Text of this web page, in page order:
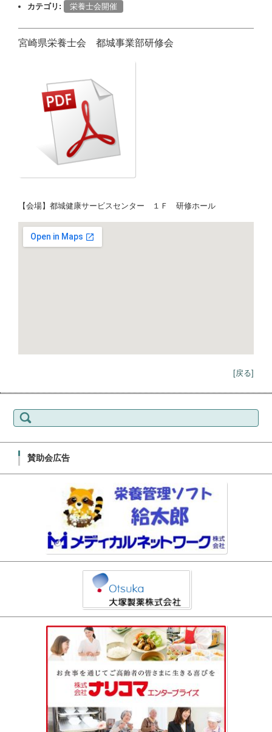
カテゴリ:
栄養士会開催
宮崎県栄養士会 都城事業部研修会
【会場】都城健康サービスセンター １Ｆ 研修ホール
[戻る]
検索:
賛助会広告